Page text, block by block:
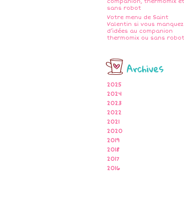
sans robot
Votre menu de Saint
Valentin si vous manquez
d’idées au companion
thermomix ou sans robot
Archives
2025
2024
2023
2022
2021
2020
2019
2018
2017
2016